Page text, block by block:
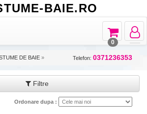
BAIE.RO
Toggle
Toggle
navigation
0
DE BAIE » Telefon: 0371236353
Filtre
Ordonare dupa :